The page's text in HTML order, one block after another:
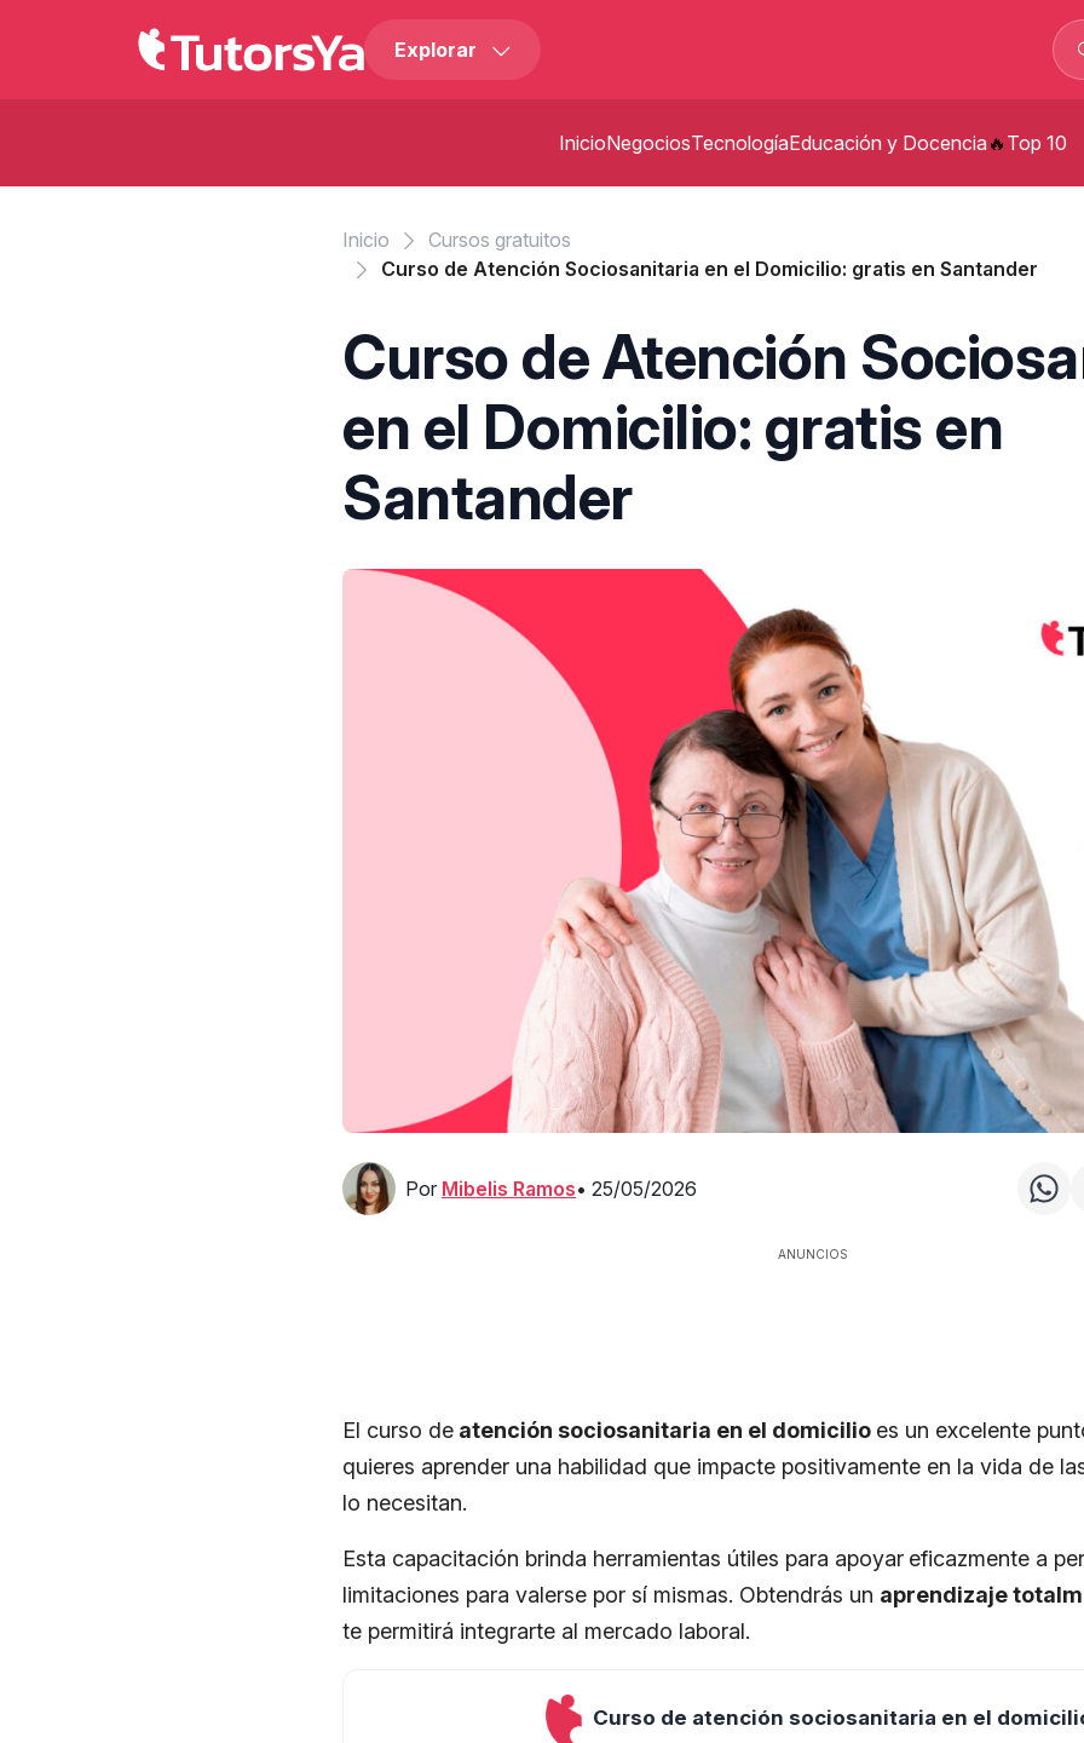
Explorar
InicioNegociosTecnologíaEducación y Docencia Top 10
Inicio
Cursos gratuitos
Curso de Atención Sociosanitaria en el Domicilio: gratis en Santander
Curso de Atención
en el Domicilio: gratis en
Santander
Por Mibelis Ramos• 25/05/2026
ANUNCIOS
El curso de atención sociosanitaria en el domicilio es un excelente
quieres aprender una habilidad que impacte positivamente en la vida de
lo necesitan.
Esta capacitación brinda herramientas útiles para apoyar eficazmente a
limitaciones para valerse por sí mismas. Obtendrás un aprendizaje
te permitirá integrarte al mercado laboral.
Curso de atención sociosanitaria en el